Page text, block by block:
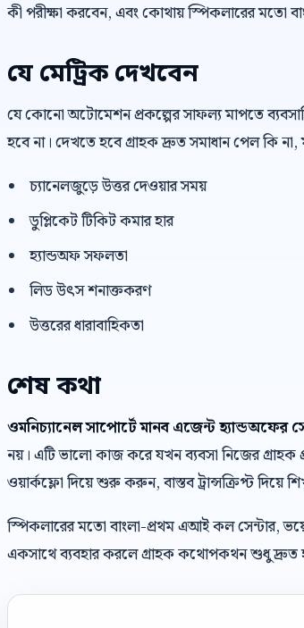
কী পরীক্ষা করবেন, এবং কোথায় স্পিকলারের মতো
যে মেট্রিক দেখবেন
যে কোনো অটোমেশন প্রকল্পের সাফল্য মাপতে
হবে না। দেখতে হবে গ্রাহক দ্রুত সমাধান পেল কি
চ্যানেলজুড়ে উত্তর দেওয়ার সময়
ডুপ্লিকেট টিকিট কমার হার
হ্যান্ডঅফ সফলতা
লিড উৎস শনাক্তকরণ
উত্তরের ধারাবাহিকতা
শেষ কথা
ওমনিচ্যানেল সাপোর্টে মানব এজেন্ট হ্যান্ডঅফের
নয়। এটি ভালো কাজ করে যখন ব্যবসা নিজের গ্রাহক
ওয়ার্কফ্লো দিয়ে শুরু করুন, বাস্তব ট্রান্সক্রিপ্ট দিয়ে
স্পিকলারের মতো বাংলা-প্রথম এআই কল সেন্টার,
একসাথে ব্যবহার করলে গ্রাহক কথোপকথন শুধু দ্রুত